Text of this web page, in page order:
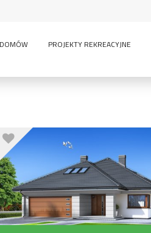
PROJEKTY REKREACYJNE